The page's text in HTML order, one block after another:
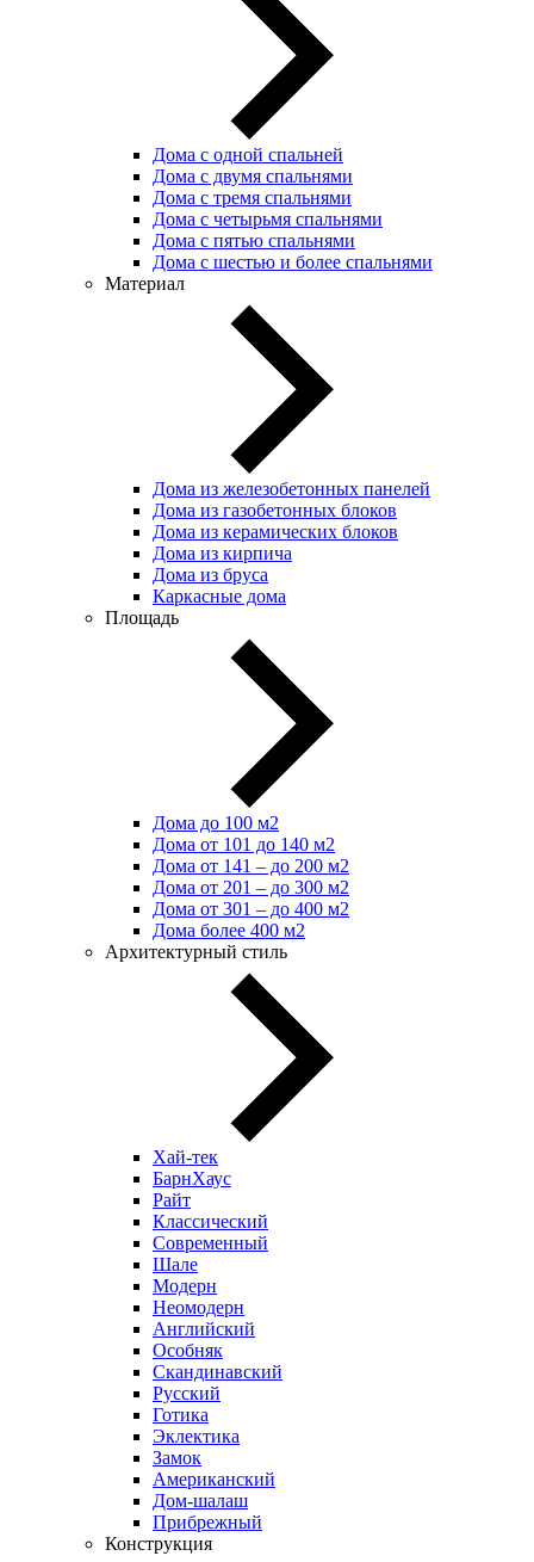
Дома с одной спальней
Дома с двумя спальнями
Дома с тремя спальнями
Дома с четырьмя спальнями
Дома с пятью спальнями
Дома с шестью и более спальнями
Материал
Дома из железобетонных панелей
Дома из газобетонных блоков
Дома из керамических блоков
Дома из кирпича
Дома из бруса
Каркасные дома
Площадь
Дома до 100 м2
Дома от 101 до 140 м2
Дома от 141 – до 200 м2
Дома от 201 – до 300 м2
Дома от 301 – до 400 м2
Дома более 400 м2
Архитектурный стиль
Хай-тек
БарнХаус
Райт
Классический
Современный
Шале
Модерн
Неомодерн
Английский
Особняк
Скандинавский
Русский
Готика
Эклектика
Замок
Американский
Дом-шалаш
Прибрежный
Конструкция